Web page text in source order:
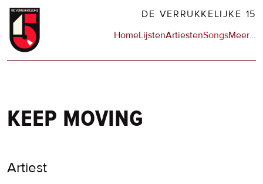
Overslaan
naar
DE VERRUKKELIJKE 15
Hoofdnavigatie
HomeLijstenArtiestenSongsMeerop
…
keep moving
Artiest